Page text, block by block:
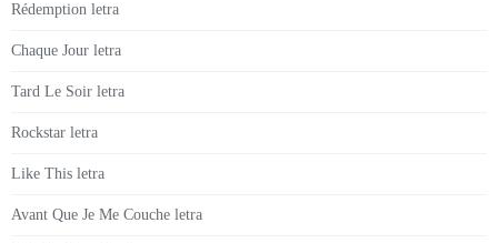
Rédemption letra
Chaque Jour letra
Tard Le Soir letra
Rockstar letra
Like This letra
Avant Que Je Me Couche letra